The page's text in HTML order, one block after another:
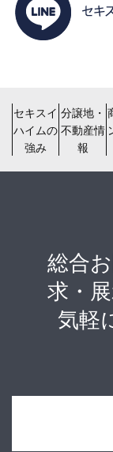
セキスイ
ハイムの
強み
分譲地・
不動産情
報
総合
求・
気軽